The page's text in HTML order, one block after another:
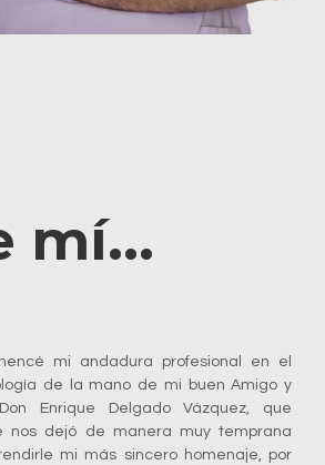
mí...
mi andadura profesional en el
de la mano de mi buen Amigo y
Enrique Delgado Vázquez, que
nos dejó de manera muy temprana
mi más sincero homenaje, por